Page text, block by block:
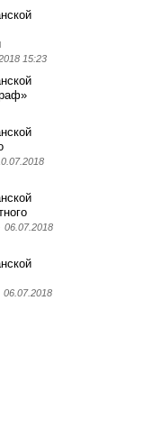
15:23
06.07.2018
06.07.2018